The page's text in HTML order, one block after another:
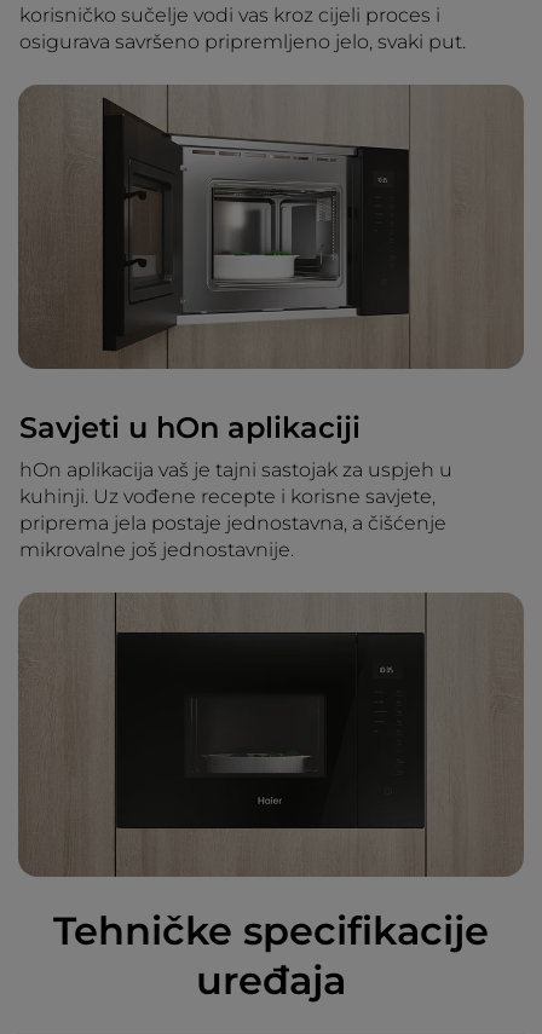
korisničko sučelje vodi vas kroz cijeli proces i
osigurava savršeno pripremljeno jelo, svaki put.
Savjeti u hOn aplikaciji
hOn aplikacija vaš je tajni sastojak za uspjeh u
kuhinji. Uz vođene recepte i korisne savjete,
priprema jela postaje jednostavna, a čišćenje
mikrovalne još jednostavnije.
Tehničke specifikacije
uređaja